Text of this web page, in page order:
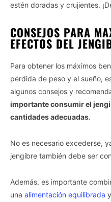
estén doradas y crujientes.
CONSEJOS PARA
EFECTOS DEL
Para obtener los máximos
pérdida de peso y el sueño,
algunos consejos y
importante consumir el
cantidades adecuadas.
No es necesario excederse,
jengibre también debe ser
Además, es importante
una alimentación equilibrada